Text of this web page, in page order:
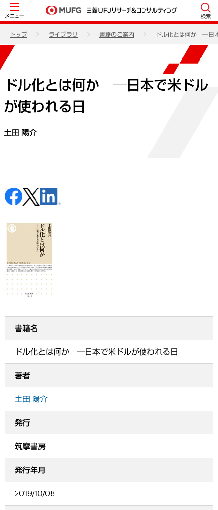
メニュー 検索
トップ ライブラリ 書籍のご案内 ドル化とは何か ─日
ドル化とは何か ─日本で米ドル
が使われる日
土田 陽介
書籍名
ドル化とは何か ─日本で米ドルが使われる日
著者
土田 陽介
発行
筑摩書房
発行年月
2019/10/08